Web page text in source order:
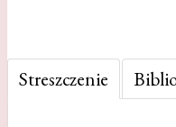
Streszczenie